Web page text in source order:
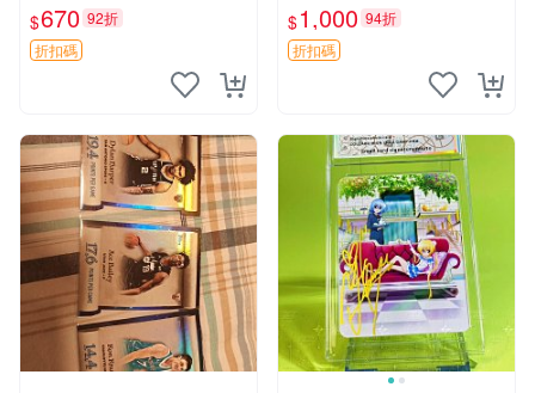
路認證 夏目友人帳收藏 簽名
照 6寸
$670 92折
折扣碼
藏推薦 蘑菇魔女 樋口橘 照片
$1,000 94折
折扣碼